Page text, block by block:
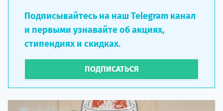
Подписывайтесь на наш Telegram канал
и первыми узнавайте об акциях,
стипендиях и скидках.
ПОДПИСАТЬСЯ